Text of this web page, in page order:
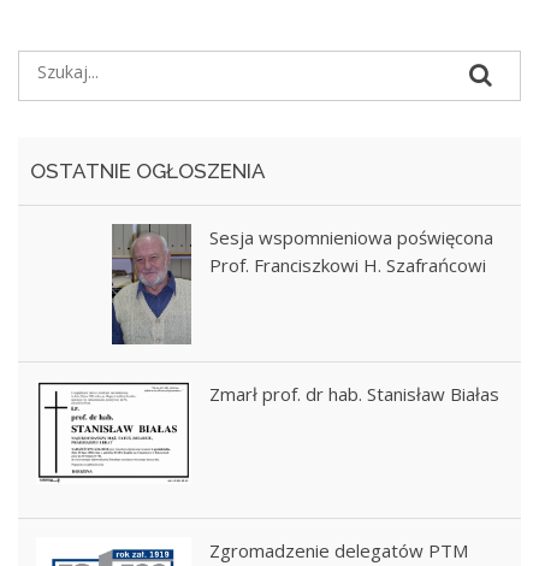
OSTATNIE OGŁOSZENIA
Sesja wspomnieniowa poświęcona
Prof. Franciszkowi H. Szafrańcowi
Zmarł prof. dr hab. Stanisław Białas
Zgromadzenie delegatów PTM